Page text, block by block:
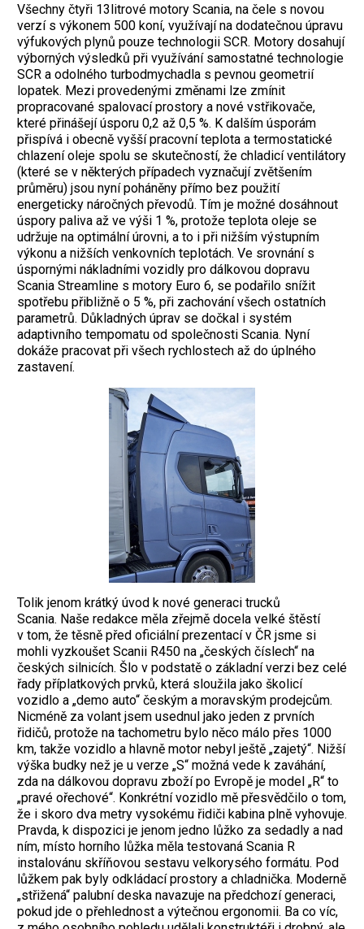
Všechny čtyři 13litrové motory Scania, na čele s novou
verzí s výkonem 500 koní, využívají na dodatečnou úpravu
výfukových plynů pouze technologii SCR. Motory dosahují
výborných výsledků při využívání samostatné technologie
SCR a odolného turbodmychadla s pevnou geometrií
lopatek. Mezi provedenými změnami lze zmínit
propracované spalovací prostory a nové vstřikovače,
které přinášejí úsporu 0,2 až 0,5 %. K dalším úsporám
přispívá i obecně vyšší pracovní teplota a termostatické
chlazení oleje spolu se skutečností, že chladicí ventilátory
(které se v některých případech vyznačují zvětšením
průměru) jsou nyní poháněny přímo bez použití
energeticky náročných převodů. Tím je možné dosáhnout
úspory paliva až ve výši 1 %, protože teplota oleje se
udržuje na optimální úrovni, a to i při nižším výstupním
výkonu a nižších venkovních teplotách. Ve srovnání s
úspornými nákladními vozidly pro dálkovou dopravu
Scania Streamline s motory Euro 6, se podařilo snížit
spotřebu přibližně o 5 %, při zachování všech ostatních
parametrů. Důkladných úprav se dočkal i systém
adaptivního tempomatu od společnosti Scania. Nyní
dokáže pracovat při všech rychlostech až do úplného
zastavení.
Tolik jenom krátký úvod k nové generaci trucků
Scania. Naše redakce měla zřejmě docela velké štěstí
v tom, že těsně před oficiální prezentací v ČR jsme si
mohli vyzkoušet Scanii R450 na „českých číslech“ na
českých silnicích. Šlo v podstatě o základní verzi bez celé
řady příplatkových prvků, která sloužila jako školicí
vozidlo a „demo auto“ českým a moravským prodejcům.
Nicméně za volant jsem usednul jako jeden z prvních
řidičů, protože na tachometru bylo něco málo přes 1000
km, takže vozidlo a hlavně motor nebyl ještě „zajetý“. Nižší
výška budky než je u verze „S“ možná vede k zaváhání,
zda na dálkovou dopravu zboží po Evropě je model „R“ to
„pravé ořechové“. Konkrétní vozidlo mě přesvědčilo o tom,
že i skoro dva metry vysokému řidiči kabina plně vyhovuje.
Pravda, k dispozici je jenom jedno lůžko za sedadly a nad
ním, místo horního lůžka měla testovaná Scania R
instalovánu skříňovou sestavu velkorysého formátu. Pod
lůžkem pak byly odkládací prostory a chladnička. Moderně
„střižená“ palubní deska navazuje na předchozí generaci,
pokud jde o přehlednost a výtečnou ergonomii. Ba co víc,